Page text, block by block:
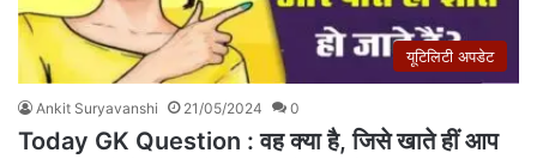
यूटिलिटी अपडेट
Ankit Suryavanshi 21/05/2024 0
Today GK Question : वह क्या है, जिसे खाते हीं आप